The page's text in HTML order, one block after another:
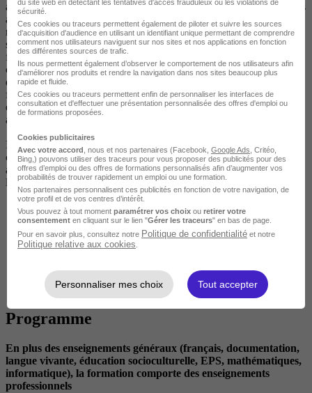
avec un élevage. L'élève apprend la conduite d'élevage sous tous ses
aspects : qualité de l'alimentation, croissance des animaux,
reproduction, manipulations et interventions sur les animaux,
surveillance sanitaire, bien-être animal, adaptation des bâtiments Sa
formation porte aussi sur le raisonnement et la mise en place de
cultures destinées à l'élevage. Enfin, l'élève est formé à la réalisation
de diagnostics qui prennent en compte à la fois l'aspect technique,
financier, réglementaire et environnemental de l'activité d'élevage. Il
est capable de faire des choix ou de formuler des conseils pour
adapter la production au marché et aux contraintes de l'exploitation.
Il peut travailler en tant qu'éleveur dans une exploitation agricole ou
comme conseiller technique ou commercial dans une coopérative
agricole, une entreprise spécialisée dans l'alimentation animale ou
l'agrofourniture ou dans une chambre d'agriculture.
Programme
En plus des enseignements généraux (français, documentation,
langue vivante, éducation socioculturelle, EPS, mathématiques,
informatique), la formation comporte des enseignements
professionnels
du site web en détectant les tentatives d'accès frauduleux ou les violations de
sécurité.
Ces cookies ou traceurs permettent également de piloter et suivre les sources
d'acquisition d'audience en utilisant un identifiant unique permettant de comprendre
comment nos utilisateurs naviguent sur nos sites et nos applications en fonction
des différentes sources de trafic.
Ils nous permettent également d’observer le comportement de nos utilisateurs afin
d'améliorer nos produits et rendre la navigation dans nos sites beaucoup plus
rapide et fluide.
Ces cookies ou traceurs permettent enfin de personnaliser les interfaces de
consultation et d'effectuer une présentation personnalisée des offres d'emploi ou
de formations proposées.
Cookies publicitaires
Avec votre accord , nous et nos partenaires (Facebook, Google Ads , Critéo,
Bing,) pouvons utiliser des traceurs pour vous proposer des publicités pour des
offres d’emploi ou des offres de formations personnalisés afin d’augmenter vos
probabilités de trouver rapidement un emploi ou une formation.
Nos partenaires personnalisent ces publicités en fonction de votre navigation, de
votre profil et de vos centres d’intérêt.
Vous pouvez à tout moment paramétrer vos choix ou retirer votre
consentement en cliquant sur le lien "Gérer les traceurs" en bas de page.
Pour en savoir plus, consultez notre Politique de confidentialité et notre
Politique relative aux cookies
Personnaliser mes choix Tout accepter